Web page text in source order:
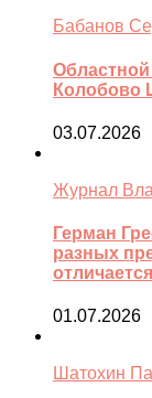
Бабанов
Колобово
03.07.2026
Журнал
Герман
разных
01.07.2026
Шатохин